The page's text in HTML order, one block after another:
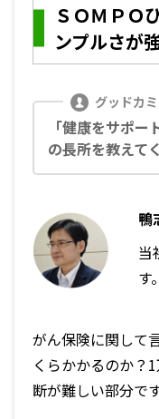
ＳＯＭＰＯ
ンプルさが
「健康をサポー
の長所を教えて
鴨
当
す。
がん保険に関して
くらかかるのか？
断が難しい部分です